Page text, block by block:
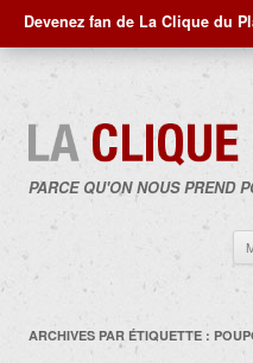
Devenez fan de La Clique du
PARCE QU'ON NOUS PREND
ARCHIVES PAR ÉTIQUETTE :